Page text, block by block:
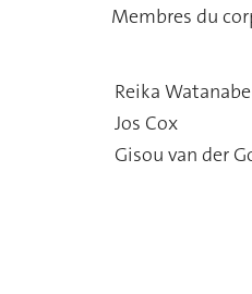
Membres du
Reika Watanabe
Jos Cox
Gisou van der